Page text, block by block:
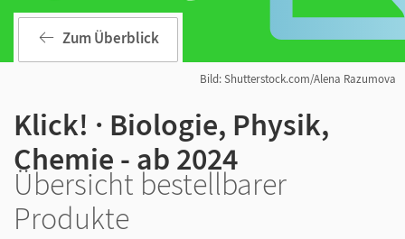
Bild: Shutterstock.com/Alena Razumova
Zum Überblick
Klick! · Biologie, Physik,
Chemie - ab 2024
Übersicht bestellbarer
Produkte